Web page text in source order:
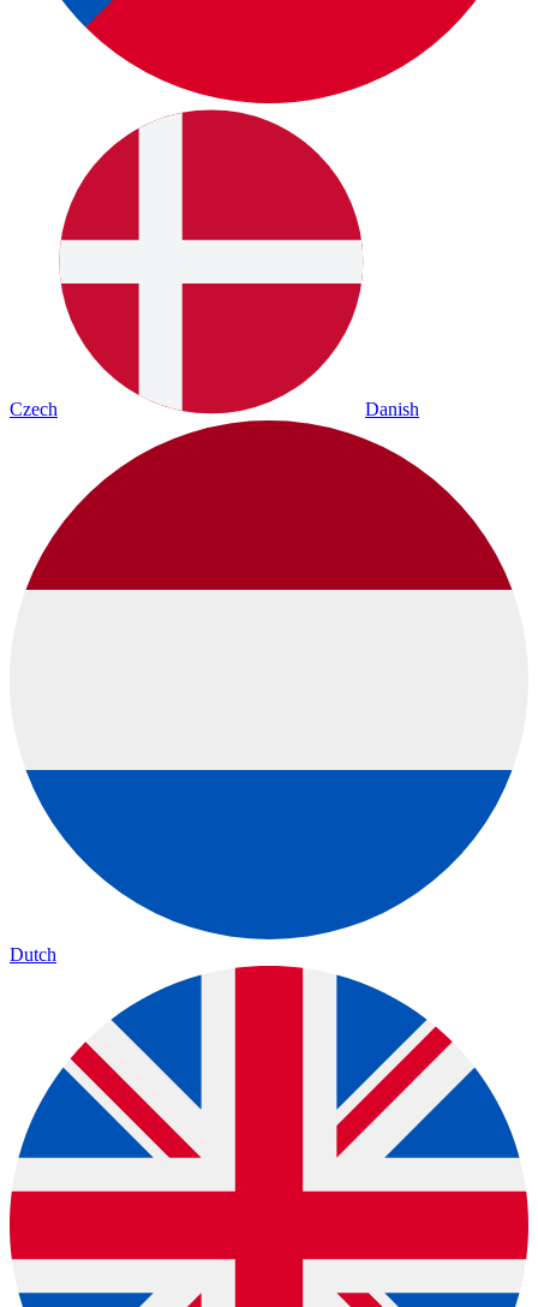
Czech Danish
Dutch